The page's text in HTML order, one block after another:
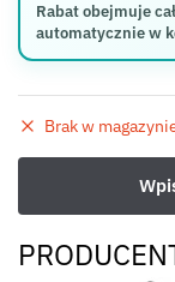
Rabat obejmuje
automatycznie w
Brak w